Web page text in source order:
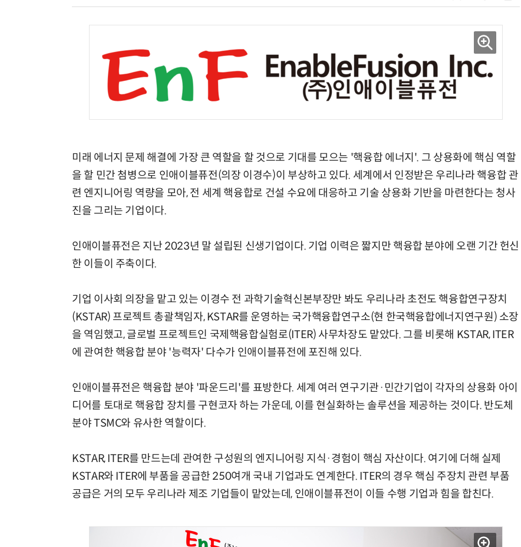
미래 에너지 문제 해결에 가장 큰 역할을 할 것으로 기대를 모으는 '핵융합 에너지'. 그 상용화에 핵심 역할
을 할 민간 첨병으로 인애이블퓨전(의장 이경수)이 부상하고 있다. 세계에서 인정받은 우리나라 핵융합 관
련 엔지니어링 역량을 모아, 전 세계 핵융합로 건설 수요에 대응하고 기술 상용화 기반을 마련한다는 청사
진을 그리는 기업이다.
인애이블퓨전은 지난 2023년 말 설립된 신생기업이다. 기업 이력은 짧지만 핵융합 분야에 오랜 기간 헌신
한 이들이 주축이다.
기업 이사회 의장을 맡고 있는 이경수 전 과학기술혁신본부장만 봐도 우리나라 초전도 핵융합연구장치
(KSTAR) 프로젝트 총괄책임자, KSTAR를 운영하는 국가핵융합연구소(현 한국핵융합에너지연구원) 소장
을 역임했고, 글로벌 프로젝트인 국제핵융합실험로(ITER) 사무차장도 맡았다. 그를 비롯해 KSTAR, ITER
에 관여한 핵융합 분야 '능력자' 다수가 인애이블퓨전에 포진해 있다.
인애이블퓨전은 핵융합 분야 '파운드리'를 표방한다. 세계 여러 연구기관·민간기업이 각자의 상용화 아이
디어를 토대로 핵융합 장치를 구현코자 하는 가운데, 이를 현실화하는 솔루션을 제공하는 것이다. 반도체
분야 TSMC와 유사한 역할이다.
KSTAR, ITER를 만드는데 관여한 구성원의 엔지니어링 지식·경험이 핵심 자산이다. 여기에 더해 실제
KSTAR와 ITER에 부품을 공급한 250여개 국내 기업과도 연계한다. ITER의 경우 핵심 주장치 관련 부품
공급은 거의 모두 우리나라 제조 기업들이 맡았는데, 인애이블퓨전이 이들 수행 기업과 힘을 합친다.
부, 첨단 의료 AI 임상 확산 지원
9
[르포]아이들이 직접 첨단 전자현미
경 다루며 과학원리 체득...과학체험
제공 '주니어닥터' 현장
10
다누리, 스페이스X 팰컨9 달 충돌 전
후 포착
AI Native Enterprise를 지원하는 AI Ready Data 플랫폼 활용 전략